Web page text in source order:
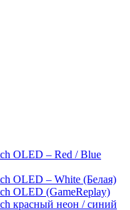
OLED – Red / Blue
OLED – White (Белая)
OLED (GameReplay)
красный неон / синий